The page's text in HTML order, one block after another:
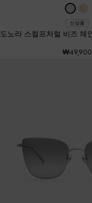
신상품
도노라 스컬프처럴 비즈 체
₩49,900